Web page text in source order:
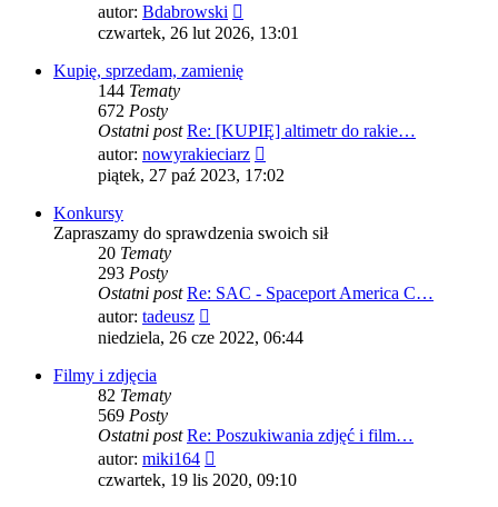
autor: Bdabrowski
najnowszy
post
czwartek, 26 lut 2026, 13:01
Kupię, sprzedam, zamienię
144 Tematy
672 Posty
Ostatni post Re: [KUPIĘ] altimetr do rakie…
autor: nowyrakieciarz
najnowszy
piątek, 27 paź 2023, 17:02
Konkursy
Zapraszamy do sprawdzenia swoich sił
20 Tematy
293 Posty
Ostatni post Re: SAC - Spaceport America C…
autor: tadeusz
najnowszy
niedziela, 26 cze 2022, 06:44
Filmy i zdjęcia
82 Tematy
569 Posty
Ostatni post Re: Poszukiwania zdjęć i film…
autor: miki164
najnowszy
czwartek, 19 lis 2020, 09:10